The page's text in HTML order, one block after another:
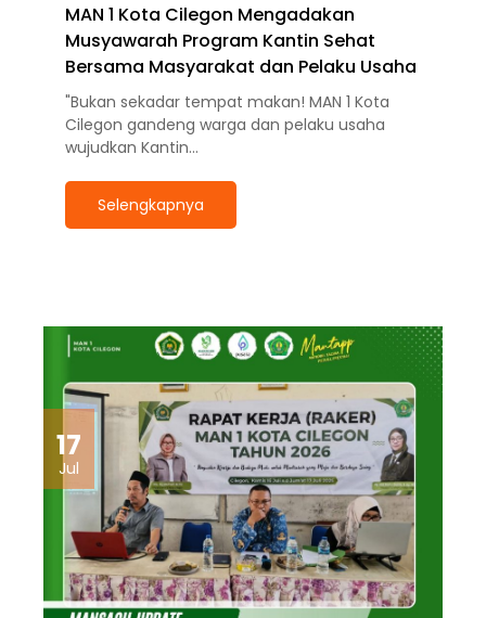
MAN 1 Kota Cilegon Mengadakan
Musyawarah Program Kantin Sehat
Bersama Masyarakat dan Pelaku Usaha
"Bukan sekadar tempat makan! MAN 1 Kota
Cilegon gandeng warga dan pelaku usaha
wujudkan Kantin…
Selengkapnya
17
Jul